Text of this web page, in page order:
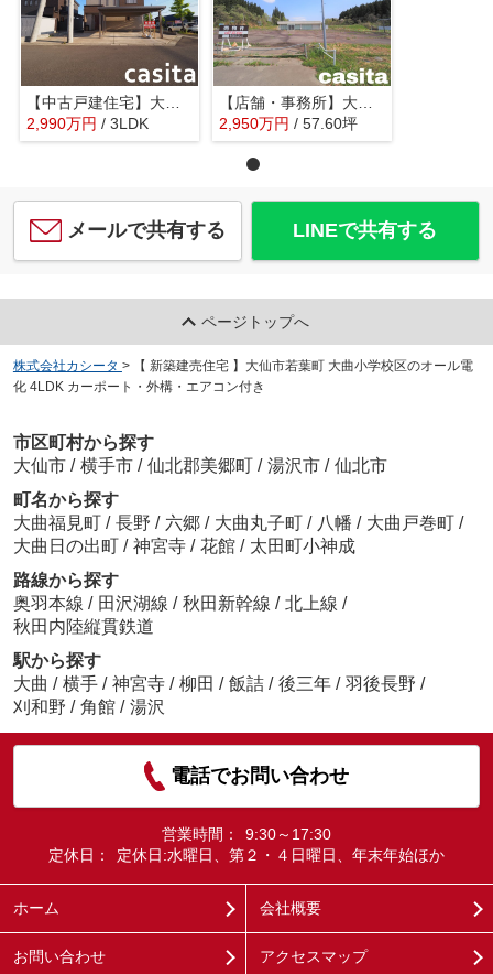
【中古戸建住宅】大仙市大曲田町 令和4年新築 大曲小学校区の3LDK戸建住宅カーポート・物置あり
2,990万円 / 3LDK
【店舗・事務所】大仙市内小友 大曲IC近くの旧ファミリーマート店舗 土地、建物 現状渡し
2,950万円 / 57.60坪
メールで共有する LINEで共有する
ページトップへ
株式会社カシータ >
【 新築建売住宅 】大仙市若葉町 大曲小学校区のオール電
化 4LDK カーポート・外構・エアコン付き
市区町村から探す
大仙市 / 横手市 / 仙北郡美郷町 / 湯沢市 / 仙北市
町名から探す
大曲福見町 / 長野 / 六郷 / 大曲丸子町 / 八幡 / 大曲戸巻町 /
大曲日の出町 / 神宮寺 / 花館 / 太田町小神成
路線から探す
奥羽本線 / 田沢湖線 / 秋田新幹線 / 北上線 /
秋田内陸縦貫鉄道
駅から探す
大曲 / 横手 / 神宮寺 / 柳田 / 飯詰 / 後三年 / 羽後長野 /
刈和野 / 角館 / 湯沢
電話でお問い合わせ
営業時間：
9:30～17:30
定休日：
定休日:水曜日、第２・４日曜日、年末年始ほか
ホーム 会社概要
お問い合わせ アクセスマップ